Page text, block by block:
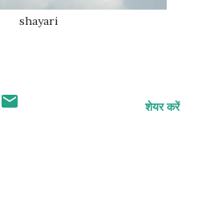
shayari
शेयर करें